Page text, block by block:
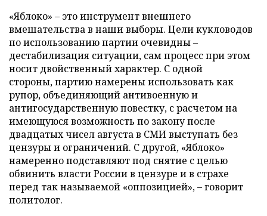
«Яблоко» – это инструмент внешнего
вмешательства в наши выборы. Цели кукловодов
по использованию партии очевидны –
дестабилизация ситуации, сам процесс при этом
носит двойственный характер. С одной
стороны, партию намерены использовать как
рупор, объединяющий антивоенную и
антигосударственную повестку, с расчетом на
имеющуюся возможность по закону после
двадцатых чисел августа в СМИ выступать без
цензуры и ограничений. С другой, «Яблоко»
намеренно подставляют под снятие с целью
обвинить власти России в цензуре и в страхе
перед так называемой «оппозицией», – говорит
политолог.